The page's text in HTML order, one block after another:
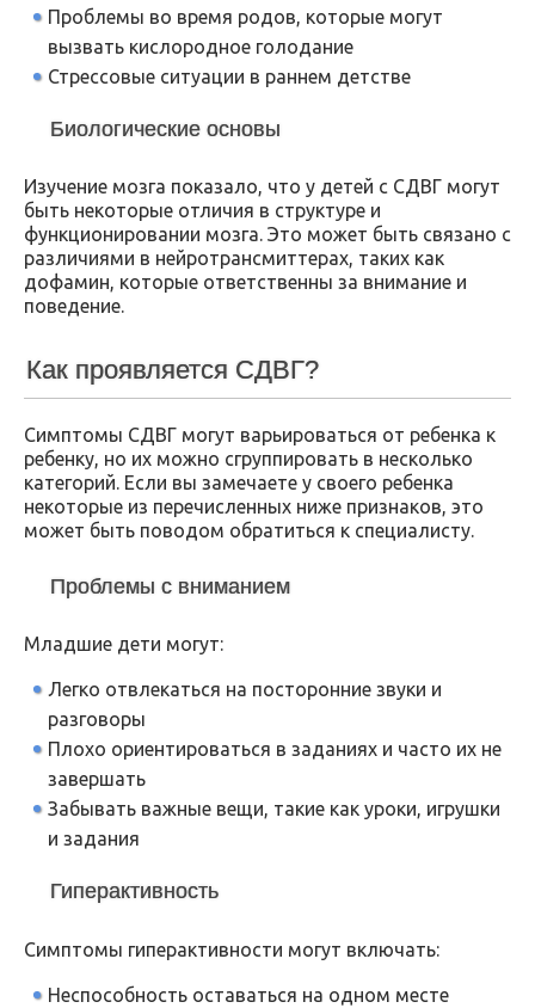
Проблемы во время родов, которые могут
вызвать кислородное голодание
Стрессовые ситуации в раннем детстве
Биологические основы
Изучение мозга показало, что у детей с СДВГ могут
быть некоторые отличия в структуре и
функционировании мозга. Это может быть связано с
различиями в нейротрансмиттерах, таких как
дофамин, которые ответственны за внимание и
поведение.
Как проявляется СДВГ?
Симптомы СДВГ могут варьироваться от ребенка к
ребенку, но их можно сгруппировать в несколько
категорий. Если вы замечаете у своего ребенка
некоторые из перечисленных ниже признаков, это
может быть поводом обратиться к специалисту.
Проблемы с вниманием
Младшие дети могут:
Легко отвлекаться на посторонние звуки и
разговоры
Плохо ориентироваться в заданиях и часто их не
завершать
Забывать важные вещи, такие как уроки, игрушки
и задания
Гиперактивность
Симптомы гиперактивности могут включать:
Неспособность оставаться на одном месте